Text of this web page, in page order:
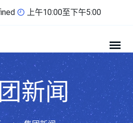
上午10:00至下午5:00
新闻